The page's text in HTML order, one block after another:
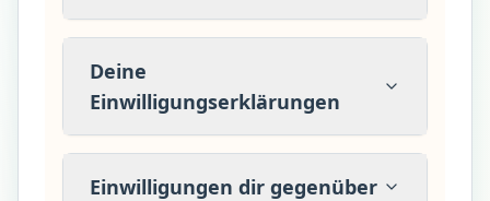
Deine
Einwilligungserklärungen
Einwilligungen dir gegenüber